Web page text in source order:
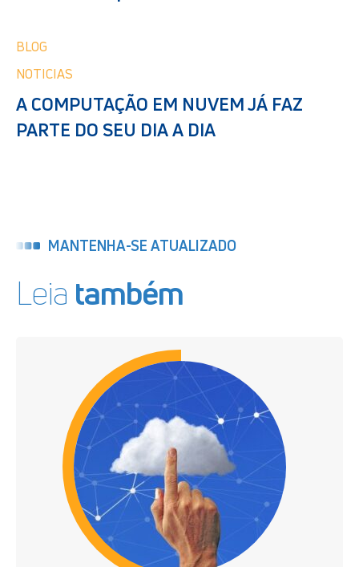
BLOG
NOTICIAS
A COMPUTAÇÃO EM NUVEM JÁ FAZ
PARTE DO SEU DIA A DIA
MANTENHA-SE ATUALIZADO
Leia também